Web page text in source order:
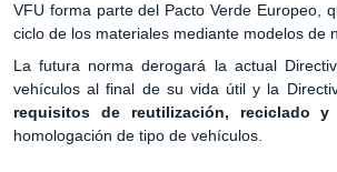
VFU forma parte del Pacto Verde Europeo,
ciclo de los materiales mediante modelos de
La futura norma derogará la actual
vehículos al final de su vida útil y la
requisitos de reutilización, reciclado y
homologación de tipo de vehículos.